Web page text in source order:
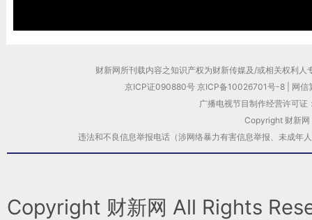
财新网所刊载内容之知识产权为财新传媒及/或相关权利
京ICP证090880号 京ICP备10026701号-8
网信
广播电视节目制作经营许可证
Copyright 财新网
违法和不良信息举报电话（涉网络暴力有害信息举报、未成
Copyright 财新网 All Rights